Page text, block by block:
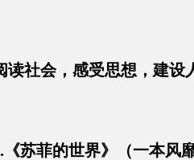
读社会，感受思想，建设
《苏菲的世界》（一本风